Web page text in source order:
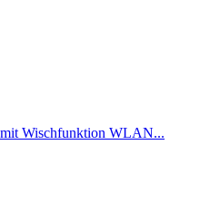
Wischfunktion WLAN...